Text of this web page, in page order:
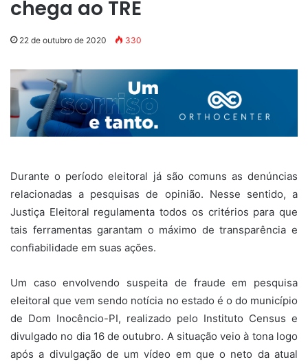
chega ao TRE
22 de outubro de 2020 330
Durante o período eleitoral já são comuns as denúncias
relacionadas a pesquisas de opinião. Nesse sentido, a
Justiça Eleitoral regulamenta todos os critérios para que
tais ferramentas garantam o máximo de transparência e
confiabilidade em suas ações.
Um caso envolvendo suspeita de fraude em pesquisa
eleitoral que vem sendo notícia no estado é o do município
de Dom Inocêncio-PI, realizado pelo Instituto Census e
divulgado no dia 16 de outubro. A situação veio à tona logo
após a divulgação de um vídeo em que o neto da atual